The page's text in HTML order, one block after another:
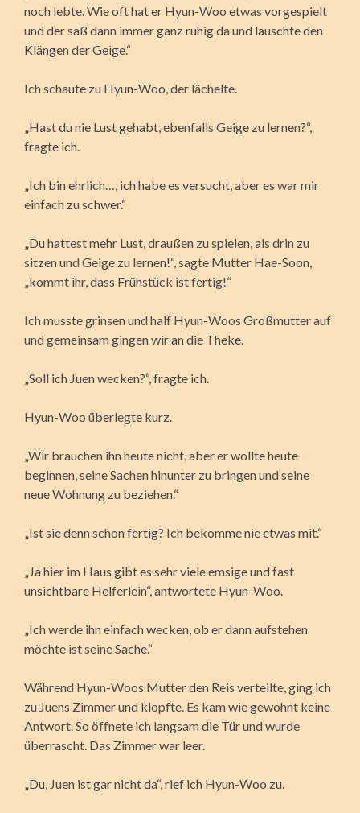
noch lebte. Wie oft hat er Hyun-Woo etwas vorgespielt
und der saß dann immer ganz ruhig da und lauschte den
Klängen der Geige.“
Ich schaute zu Hyun-Woo, der lächelte.
„Hast du nie Lust gehabt, ebenfalls Geige zu lernen?“,
fragte ich.
„Ich bin ehrlich…, ich habe es versucht, aber es war mir
einfach zu schwer.“
„Du hattest mehr Lust, draußen zu spielen, als drin zu
sitzen und Geige zu lernen!“, sagte Mutter Hae-Soon,
„kommt ihr, dass Frühstück ist fertig!“
Ich musste grinsen und half Hyun-Woos Großmutter auf
und gemeinsam gingen wir an die Theke.
„Soll ich Juen wecken?“, fragte ich.
Hyun-Woo überlegte kurz.
„Wir brauchen ihn heute nicht, aber er wollte heute
beginnen, seine Sachen hinunter zu bringen und seine
neue Wohnung zu beziehen.“
„Ist sie denn schon fertig? Ich bekomme nie etwas mit.“
„Ja hier im Haus gibt es sehr viele emsige und fast
unsichtbare Helferlein“, antwortete Hyun-Woo.
„Ich werde ihn einfach wecken, ob er dann aufstehen
möchte ist seine Sache.“
Während Hyun-Woos Mutter den Reis verteilte, ging ich
zu Juens Zimmer und klopfte. Es kam wie gewohnt keine
Antwort. So öffnete ich langsam die Tür und wurde
überrascht. Das Zimmer war leer.
„Du, Juen ist gar nicht da“, rief ich Hyun-Woo zu.